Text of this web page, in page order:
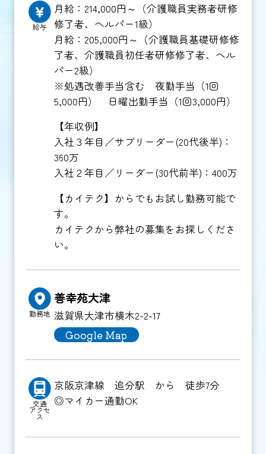
給与
月給：214,000円～（介護職員実務者研修
修了者、ヘルパー1級）
月給：205,000円～（介護職員基礎研修修
了者、介護職員初任者研修修了者、ヘル
パー2級）
※処遇改善手当含む 夜勤手当（1回
5,000円） 日曜出勤手当（1回3,000円）
【年収例】
入社３年目／サブリーダー(20代後半)：
360万
入社２年目／リーダー(30代前半)：400万
【カイテク】からでもお試し勤務可能で
す。
カイテクから弊社の募集をお探しくださ
い。
勤務地
善幸苑大津
滋賀県大津市横木2-2-17
Google Map
交通
アクセ
ス
京阪京津線 追分駅 から 徒歩7分
◎マイカー通勤OK